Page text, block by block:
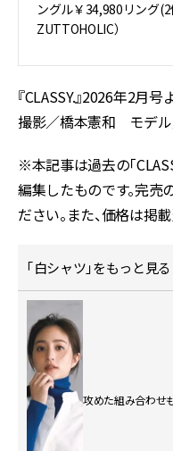
ングル￥34,980リング
ZUTTOHOLIC）
『CLASSY.』2026年2月号
撮影／橋本憲和 モデ
※本記事は過去の「
編集したものです。完
ださい。また、価格は掲
「白シャツ」をもっと見る
攻めた組み合わせ